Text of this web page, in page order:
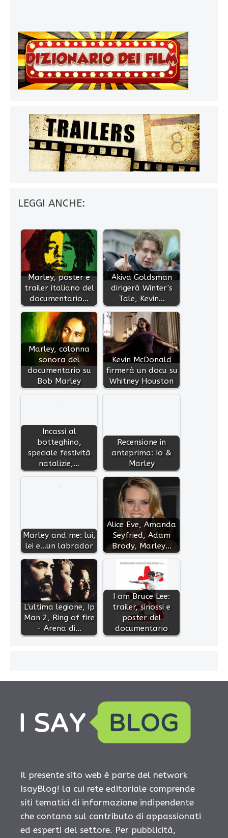
LEGGI ANCHE:
Marley, poster e
trailer italiano del
documentario…
Akiva Goldsman
dirigerà Winter's
Tale, Kevin…
Marley, colonna
sonora del
documentario su
Bob Marley
Kevin McDonald
firmerà un docu su
Whitney Houston
Incassi al
botteghino,
speciale festività
natalizie,…
Recensione in
anteprima: Io &
Marley
Marley and me: lui,
lei e...un labrador
Alice Eve, Amanda
Seyfried, Adam
Brody, Marley…
L'ultima legione, Ip
Man 2, Ring of fire
- Arena di…
I am Bruce Lee:
trailer, sinossi e
poster del
documentario
Il presente sito web è parte del network
IsayBlog! la cui rete editoriale comprende
siti tematici di informazione indipendente
che contano sul contributo di appassionati
ed esperti del settore. Per pubblicità,